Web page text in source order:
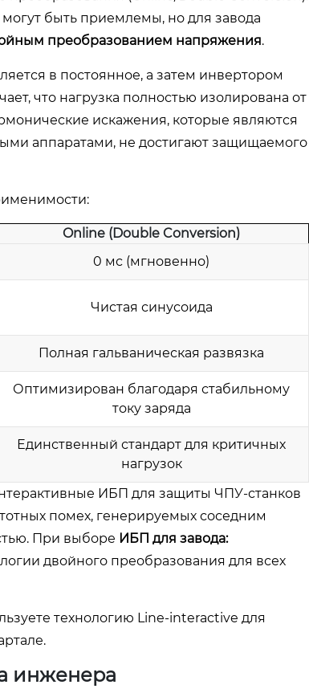
быть приемлемы, но для завода
преобразованием напряжения.
в постоянное, а затем инвертором
что нагрузка полностью изолирована от
искажения, которые являются
аппаратами, не достигают защищаемого
Online (Double Conversion)
0 мс (мгновенно)
Чистая синусоида
Полная гальваническая развязка
Оптимизирован благодаря стабильному
току заряда
Единственный стандарт для критичных
нагрузок
ИБП для защиты ЧПУ-станков
помех, генерируемых соседним
При выборе ИБП для завода:
двойного преобразования для всех
технологию Line-interactive для
инженера